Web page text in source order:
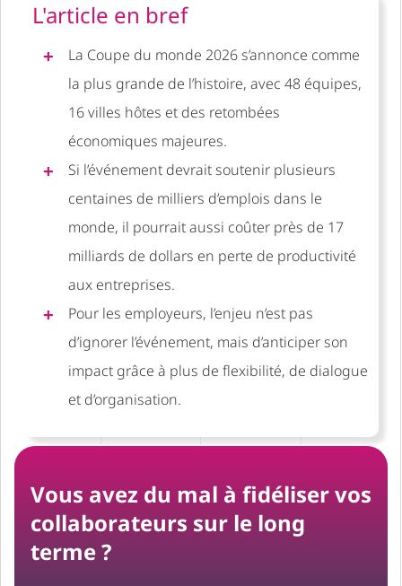
L'article en bref
La Coupe du monde 2026 s’annonce comme
la plus grande de l’histoire, avec 48 équipes,
16 villes hôtes et des retombées
économiques majeures.
Si l’événement devrait soutenir plusieurs
centaines de milliers d’emplois dans le
monde, il pourrait aussi coûter près de 17
milliards de dollars en perte de productivité
aux entreprises.
Pour les employeurs, l’enjeu n’est pas
d’ignorer l’événement, mais d’anticiper son
impact grâce à plus de flexibilité, de dialogue
et d’organisation.
Vous avez du mal à fidéliser vos
collaborateurs sur le long
terme ?